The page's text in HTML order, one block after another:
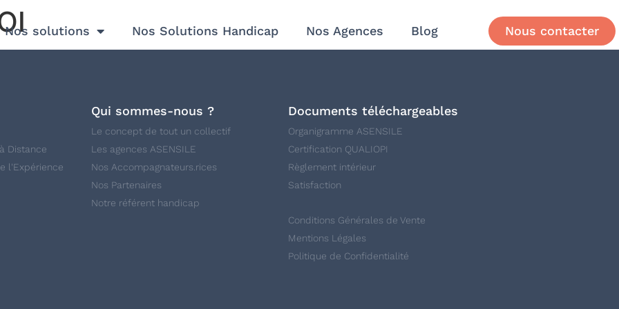
Nos solutions Nos Solutions Handicap Nos Agences Blog Nous contacter
Distance
l'Expérience
Qui sommes-nous ?
Le concept de tout un collectif
Les agences ASENSILE
Nos Accompagnateurs.rices
Nos Partenaires
Notre référent handicap
Documents téléchargeables
Organigramme ASENSILE
Certification QUALIOPI
Règlement intérieur
Satisfaction
Conditions Générales de Vente
Mentions Légales
Politique de Confidentialité